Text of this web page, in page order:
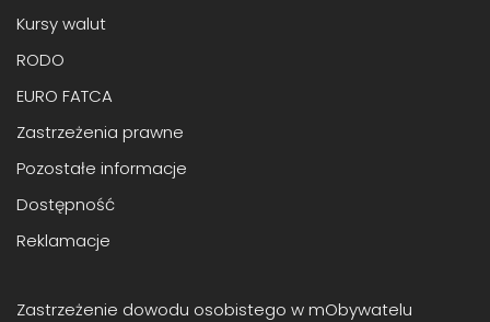
Kursy walut
RODO
EURO FATCA
Zastrzeżenia prawne
Pozostałe informacje
Dostępność
Reklamacje
Zastrzeżenie dowodu osobistego w mObywatelu